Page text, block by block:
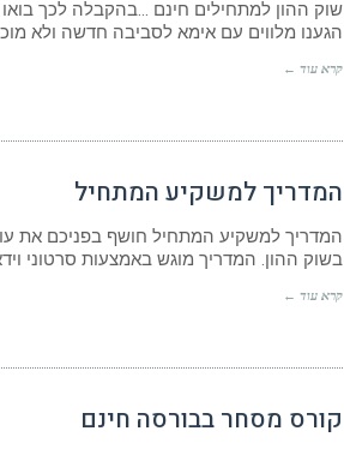
שוק ההון למתחילים חינם …בהקבלה לכך בואו
הגענו מלווים עם אימא לסביבה חדשה ולא
קרא עוד ←
המדריך למשקיע המתחיל
המדריך למשקיע המתחיל חושף בפניכם את
בשוק ההון. המדריך מוגש באמצעות סרטוני
קרא עוד ←
קורס מסחר בבורסה חינם